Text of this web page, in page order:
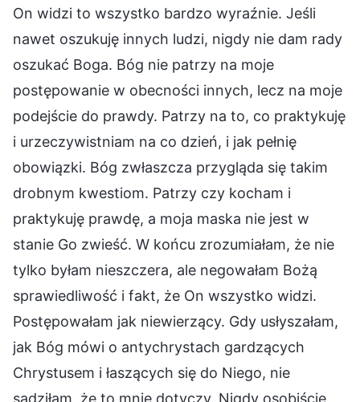
On widzi to wszystko bardzo wyraźnie. Jeśli
nawet oszukuję innych ludzi, nigdy nie dam rady
oszukać Boga. Bóg nie patrzy na moje
postępowanie w obecności innych, lecz na moje
podejście do prawdy. Patrzy na to, co praktykuję
i urzeczywistniam na co dzień, i jak pełnię
obowiązki. Bóg zwłaszcza przygląda się takim
drobnym kwestiom. Patrzy czy kocham i
praktykuję prawdę, a moja maska nie jest w
stanie Go zwieść. W końcu zrozumiałam, że nie
tylko byłam nieszczera, ale negowałam Bożą
sprawiedliwość i fakt, że On wszystko widzi.
Postępowałam jak niewierzący. Gdy usłyszałam,
jak Bóg mówi o antychrystach gardzących
Chrystusem i łaszących się do Niego, nie
sądziłam, że to mnie dotyczy. Nigdy osobiście